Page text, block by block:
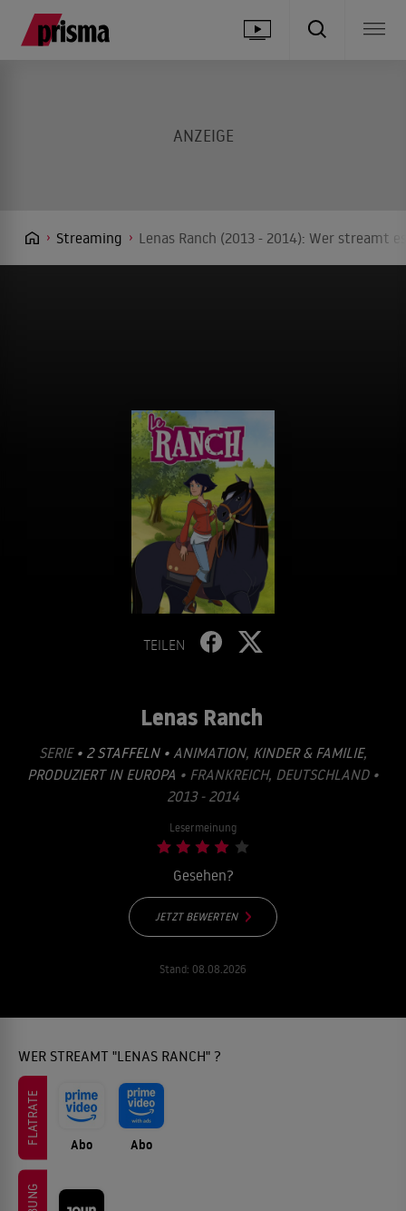
Streaming Lenas Ranch (2013 - 2014): Wer streamt
TEILEN
Lenas Ranch
SERIE • 2 STAFFELN • ANIMATION, KINDER & FAMILIE,
PRODUZIERT IN EUROPA • FRANKREICH, DEUTSCHLAND •
2013 - 2014
Lesermeinung
Gesehen?
JETZT BEWERTEN
Stand: 08.08.2026
WER STREAMT "LENAS RANCH" ?
FLATRATE Abo Abo